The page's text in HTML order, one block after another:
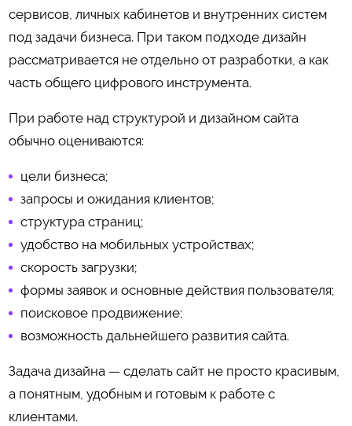
сервисов, личных кабинетов и внутренних систем
под задачи бизнеса. При таком подходе дизайн
рассматривается не отдельно от разработки, а как
часть общего цифрового инструмента.
При работе над структурой и дизайном сайта
обычно оцениваются:
цели бизнеса;
запросы и ожидания клиентов;
структура страниц;
удобство на мобильных устройствах;
скорость загрузки;
формы заявок и основные действия пользователя;
поисковое продвижение;
возможность дальнейшего развития сайта.
Задача дизайна — сделать сайт не просто красивым,
а понятным, удобным и готовым к работе с
клиентами.